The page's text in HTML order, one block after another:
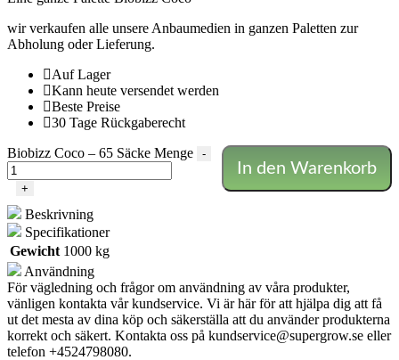
wir verkaufen alle unsere Anbaumedien in ganzen Paletten zur
Abholung oder Lieferung.
Auf Lager
Kann heute versendet werden
Beste Preise
30 Tage Rückgaberecht
Biobizz Coco – 65 Säcke Menge
-
+
In den Warenkorb
Beskrivning
Specifikationer
Gewicht 1000 kg
Användning
För vägledning och frågor om användning av våra produkter,
vänligen kontakta vår kundservice. Vi är här för att hjälpa dig att få
ut det mesta av dina köp och säkerställa att du använder produkterna
korrekt och säkert. Kontakta oss på kundservice@supergrow.se eller
telefon +4524798080.